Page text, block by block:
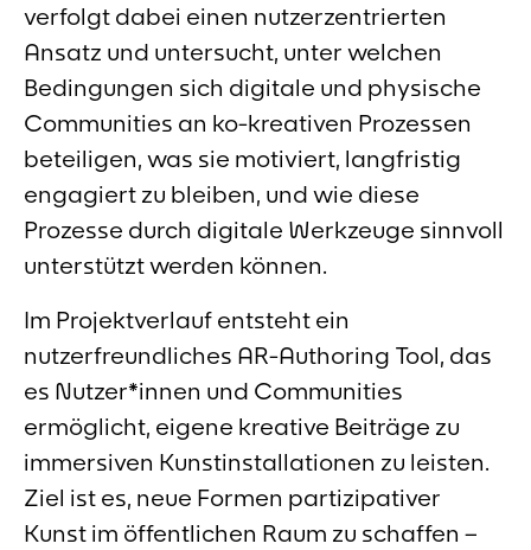
verfolgt dabei einen nutzerzentrierten
Ansatz und untersucht, unter welchen
Bedingungen sich digitale und physische
Communities an ko-kreativen Prozessen
beteiligen, was sie motiviert, langfristig
engagiert zu bleiben, und wie diese
Prozesse durch digitale Werkzeuge sinnvoll
unterstützt werden können.
Im Projektverlauf entsteht ein
nutzerfreundliches AR-Authoring Tool, das
es Nutzer*innen und Communities
ermöglicht, eigene kreative Beiträge zu
immersiven Kunstinstallationen zu leisten.
Ziel ist es, neue Formen partizipativer
Kunst im öffentlichen Raum zu schaffen –